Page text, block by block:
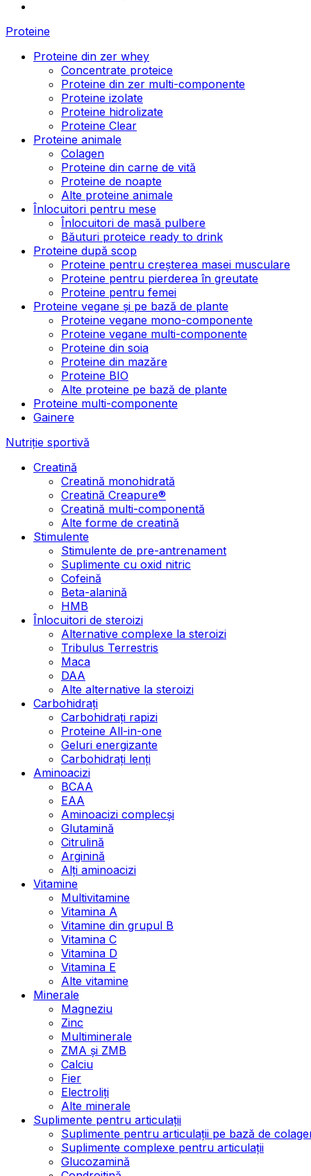
Proteine
Proteine din zer whey
Concentrate proteice
Proteine din zer multi-componente
Proteine izolate
Proteine hidrolizate
Proteine Clear
Proteine animale
Colagen
Proteine din carne de vită
Proteine de noapte
Alte proteine animale
Înlocuitori pentru mese
Înlocuitori de masă pulbere
Băuturi proteice ready to drink
Proteine după scop
Proteine pentru creșterea masei musculare
Proteine pentru pierderea în greutate
Proteine pentru femei
Proteine vegane și pe bază de plante
Proteine vegane mono-componente
Proteine vegane multi-componente
Proteine din soia
Proteine din mazăre
Proteine BIO
Alte proteine pe bază de plante
Proteine multi-componente
Gainere
Nutriție sportivă
Creatină
Creatină monohidrată
Creatină Creapure®
Creatină multi-componentă
Alte forme de creatină
Stimulente
Stimulente de pre-antrenament
Suplimente cu oxid nitric
Cofeină
Beta-alanină
HMB
Înlocuitori de steroizi
Alternative complexe la steroizi
Tribulus Terrestris
Maca
DAA
Alte alternative la steroizi
Carbohidrați
Carbohidrați rapizi
Proteine All-in-one
Geluri energizante
Carbohidrați lenți
Aminoacizi
BCAA
EAA
Aminoacizi complecși
Glutamină
Citrulină
Arginină
Alți aminoacizi
Vitamine
Multivitamine
Vitamina A
Vitamine din grupul B
Vitamina C
Vitamina D
Vitamina E
Alte vitamine
Minerale
Magneziu
Zinc
Multiminerale
ZMA și ZMB
Calciu
Fier
Electroliți
Alte minerale
Suplimente pentru articulații
Suplimente pentru articulații pe bază de
Suplimente complexe pentru articulații
Glucozamină